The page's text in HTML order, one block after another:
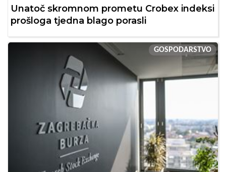
Unatoč skromnom prometu Crobex indeksi
prošloga tjedna blago porasli
GOSPODARSTVO